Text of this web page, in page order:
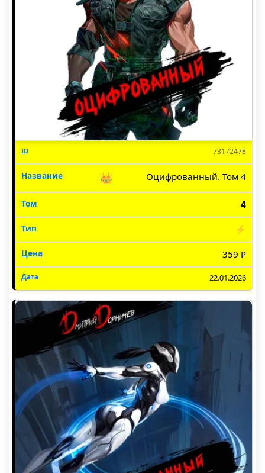
73172478
👑 Оцифрованный. Том 4
4
⚡
359 ₽
22.01.2026